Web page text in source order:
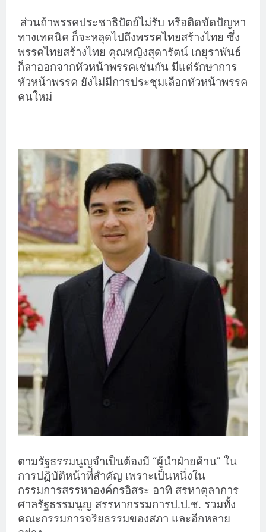
ส่วนถ้าพรรคประชาธิปัตย์ไม่รับ หรือติดขัดปัญหา
ทางเทคนิค ก็จะหลุดไปถึงพรรคไทยสร้างไทย ซึ่ง
พรรคไทยสร้างไทย คุณหญิงสุดารัตน์ เกยุราพันธ์
ก็ลาออกจากหัวหน้าพรรคเช่นกัน มีแต่รักษาการ
หัวหน้าพรรค ยังไม่มีการประชุมเลือกหัวหน้าพรรค
คนใหม่
ตามรัฐธรรมนูญจำเป็นต้องมี “ผู้นำฝ่ายค้าน” ใน
การปฏิบัติหน้าที่สำคัญ เพราะเป็นหนึ่งใน
กรรมการสรรหาองค์กรอิสระ อาทิ สรหาตุลาการ
ศาลรัฐธรรมนูญ สรรหากรรมการป.ป.ช. รวมทั้ง
คณะกรรมการจริยธรรมของสภา และอีกหลาย